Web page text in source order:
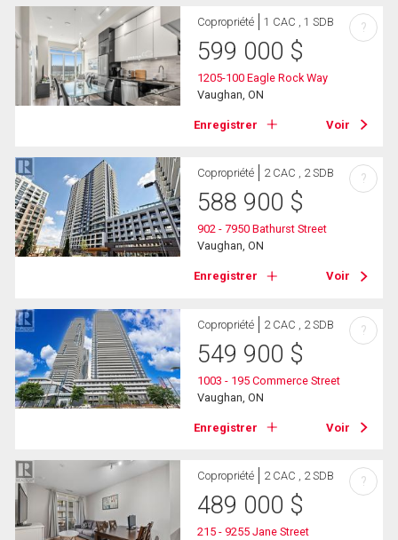
Copropriété 1 CAC , 1 SDB
599 000 $
1205-100 Eagle Rock Way
Vaughan, ON
Enregistrer Voir
?
Copropriété 2 CAC , 2 SDB
588 900 $
902 - 7950 Bathurst Street
Vaughan, ON
Enregistrer Voir
?
Copropriété 2 CAC , 2 SDB
549 900 $
1003 - 195 Commerce Street
Vaughan, ON
Enregistrer Voir
?
Copropriété 2 CAC , 2 SDB
489 000 $
215 - 9255 Jane Street
?